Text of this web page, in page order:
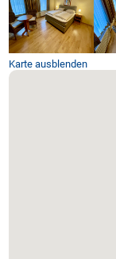
Karte ausblenden